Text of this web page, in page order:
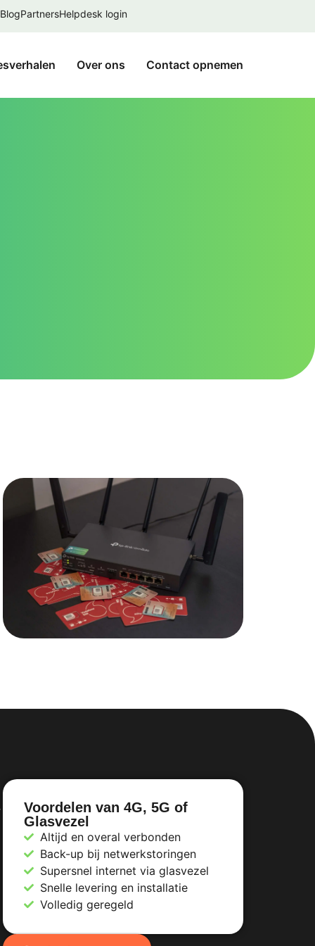
BlogPartnersHelpdesk login
Over ons Contact opnemen
Voordelen van 4G, 5G of
Glasvezel
Altijd en overal verbonden
Back-up bij netwerkstoringen
Supersnel internet via glasvezel
Snelle levering en installatie
Volledig geregeld